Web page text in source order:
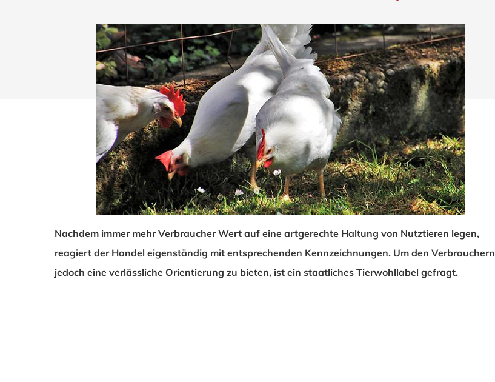
Drücken Sie Enter zum Suchen oder ESC zum Schließen.
Nachdem immer mehr Verbraucher Wert auf eine artgerechte Haltung von Nutztieren legen,
reagiert der Handel eigenständig mit entsprechenden Kennzeichnungen. Um den Verbrauchern
jedoch eine verlässliche Orientierung zu bieten, ist ein staatliches Tierwohllabel gefragt.